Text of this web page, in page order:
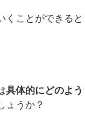
くことができると
具体的にどのよう
ょうか？